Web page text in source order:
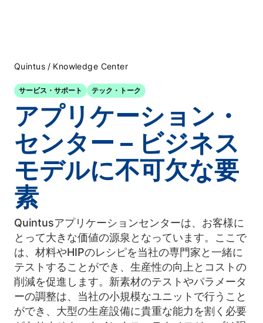
Quintus / Knowledge Center
サービス・サポート テック・トーク
アプリケーション・
センター – ビジネス
モデルに不可欠な要
素
Quintusアプリケーションセンターは、お客様に
とって大きな価値の源泉となっています。ここで
は、材料やHIPのレシピを当社の専門家と一緒に
テストすることができ、生産性の向上とコストの
削減を促進します。新素材のテストやパラメータ
ーの調整は、当社の小規模なユニットで行うこと
ができ、大型の生産設備に貴重な能力を割く必要